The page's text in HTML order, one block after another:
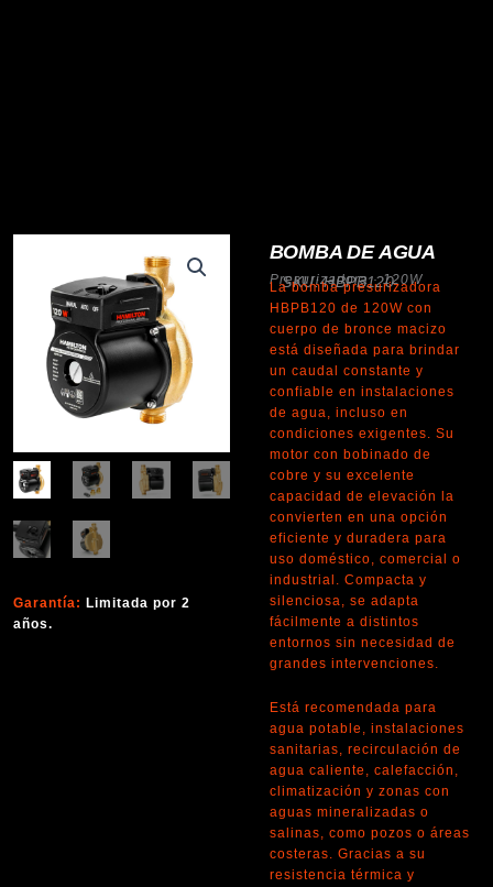
Garantía: Limitada por 2
años.
BOMBA DE AGUA
SKU: HBPB120
Presurizadora · 120W
La bomba presurizadora
HBPB120 de 120W con
cuerpo de bronce macizo
está diseñada para brindar
un caudal constante y
confiable en instalaciones
de agua, incluso en
condiciones exigentes. Su
motor con bobinado de
cobre y su excelente
capacidad de elevación la
convierten en una opción
eficiente y duradera para
uso doméstico, comercial o
industrial. Compacta y
silenciosa, se adapta
fácilmente a distintos
entornos sin necesidad de
grandes intervenciones.
Está recomendada para
agua potable, instalaciones
sanitarias, recirculación de
agua caliente, calefacción,
climatización y zonas con
aguas mineralizadas o
salinas, como pozos o áreas
costeras. Gracias a su
resistencia térmica y